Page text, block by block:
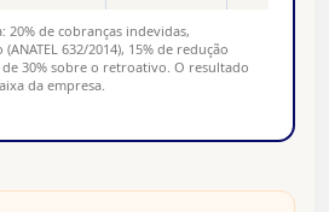
20% de cobranças indevidas,
632/2014), 15% de redução
de 30% sobre o retroativo. O resultado
da empresa.